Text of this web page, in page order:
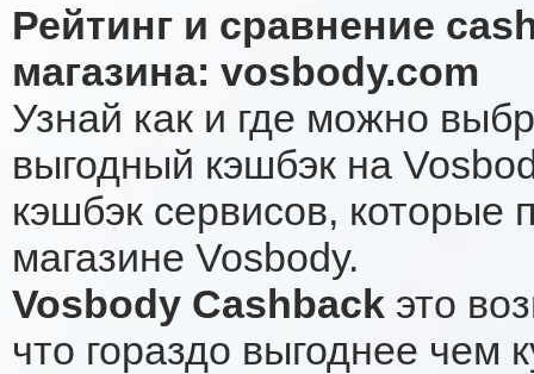
Рейтинг и сравнение
магазина: vosbody.com
Узнай как и где можно
выгодный кэшбэк на
кэшбэк сервисов, которые
магазине Vosbody.
Vosbody Cashback это
что гораздо выгоднее чем